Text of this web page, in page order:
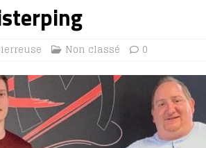
Non classé 0